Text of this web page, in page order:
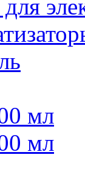
мл
мл